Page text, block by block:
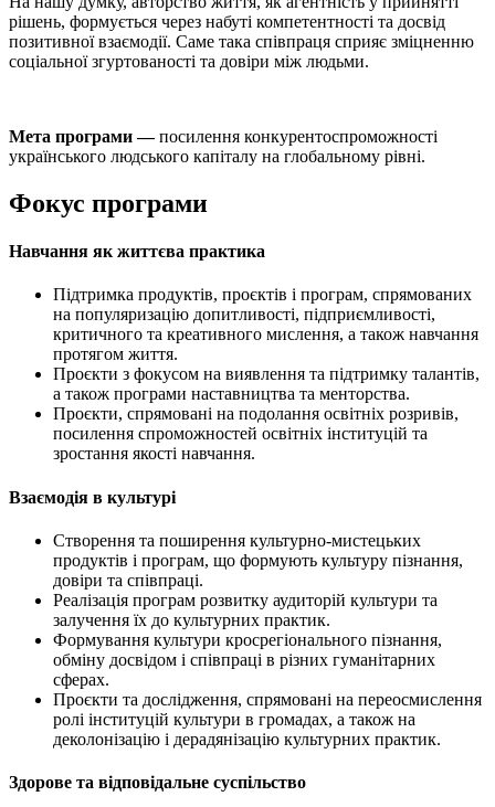
рішень, формується через набуті компетентності та досвід
позитивної взаємодії. Саме така співпраця сприяє зміцненню
соціальної згуртованості та довіри між людьми.
Мета програми —посилення конкурентоспроможності
українського людського капіталу на глобальному рівні.
Фокус програми
Навчання як життєва практика
Підтримка продуктів, проєктів і програм, спрямованих
на популяризацію допитливості, підприємливості,
критичного та креативного мислення, а також навчання
протягом життя.
Проєкти з фокусом на виявлення та підтримку талантів,
а також програми наставництва та менторства.
Проєкти, спрямовані на подолання освітніх розривів,
посилення спроможностей освітніх інституцій та
зростання якості навчання.
Взаємодія в культурі
Створення та поширення культурно-мистецьких
продуктів і програм, що формують культуру пізнання,
довіри та співпраці.
Реалізація програм розвитку аудиторій культури та
залучення їх до культурних практик.
Формування культури кросрегіонального пізнання,
обміну досвідом і співпраці в різних гуманітарних
сферах.
Проєкти та дослідження, спрямовані на переосмислення
ролі інституцій культури в громадах, а також на
деколонізацію і дерадянізацію культурних практик.
Здорове та відповідальне суспільство